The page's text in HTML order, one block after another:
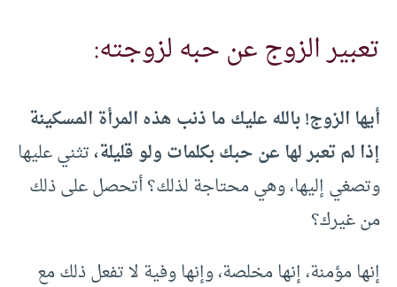
تعبير الزوج عن حبه لزوجته:
أيها الزوج! بالله عليك ما ذنب هذه المرأة المسكينة
إذا لم تعبر لها عن حبك بكلمات ولو قليلة،تثني عليها
وتصغي إليها، وهي محتاجة لذلك؟ أتحصل على ذلك
من غيرك؟
إنها مؤمنة، إنها مخلصة، وإنها وفية لا تفعل ذلك مع